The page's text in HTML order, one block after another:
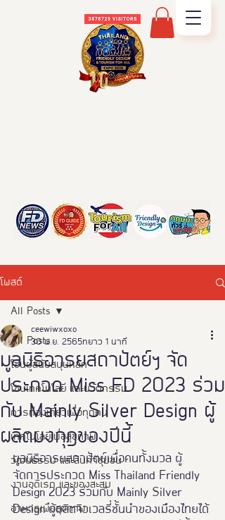
โพสต์
All Posts
โซนผู้สนับสนุนหลัก
โซนเทคโนโลยี และนวัตกรรม
การท่องเที่ยวเพื่อทุกคน
เทคโนโลยีเพื่อสุขภาพ
วัฒนธรรม และสินค้าชุมชน
งานอดิเรก และของสะสม
อาหารเพือสุขภาพ
All Posts
มูลนิธิอารยสถาปัตย์ฯ จัด
ประกวด Miss FD 2023 ร่วม
กับ Mainly Silver Design ผู้
ผลิตมงกุฎของปีนี้
ceewiwxoxo
30 พ.ย. 2565
ยาว 1 นาที
มูลนิธิอารยสถาปัตย์เพื่อคนทั้งมวล ผู้
จัดการประกวด Miss Thailand Friendly
Design 2023 ร่วมกับ Mainly Silver
Design ผู้ผลิตจิวเวลรี่ชั้นนำของเมืองไทยได้